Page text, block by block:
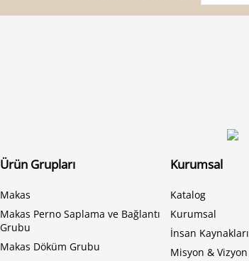
Ürün Grupları
Makas
Makas Perno Saplama ve Bağlantı
Grubu
Makas Döküm Grubu
Kurumsal
Katalog
Kurumsal
İnsan Kaynakları
Misyon & Vizyon